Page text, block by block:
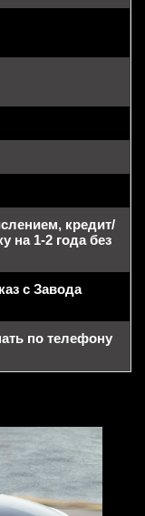
кредит/
на 1-2 года без
с Завода
по телефону